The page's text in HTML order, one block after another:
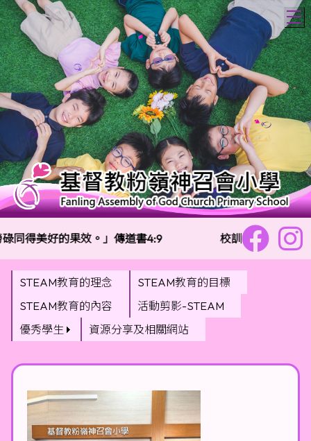
得美好的果效。」傳道書4:9 校訓：樂善勇敢 信
STEAM教育的理念
STEAM教育的目標
STEAM教育的內容
活動剪影-STEAM
優秀學生
資源分享及相關網站